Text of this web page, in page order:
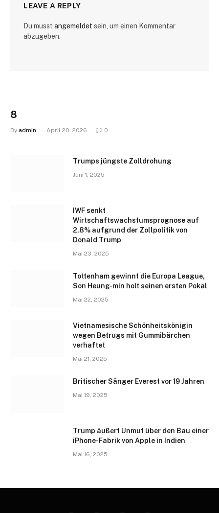
LEAVE A REPLY
Du musst angemeldet sein, um einen Kommentar
abzugeben.
8
By admin April 20, 2026 0
Trumps jüngste Zolldrohung
Juni 1, 2025
IWF senkt
Wirtschaftswachstumsprognose auf
2,8% aufgrund der Zollpolitik von
Donald Trump
Mai 23, 2025
Tottenham gewinnt die Europa League,
Son Heung-min holt seinen ersten Pokal
Mai 22, 2025
Vietnamesische Schönheitskönigin
wegen Betrugs mit Gummibärchen
verhaftet
Mai 21, 2025
Britischer Sänger Everest vor 19 Jahren
Mai 19, 2025
Trump äußert Unmut über den Bau einer
iPhone-Fabrik von Apple in Indien
Mai 16, 2025